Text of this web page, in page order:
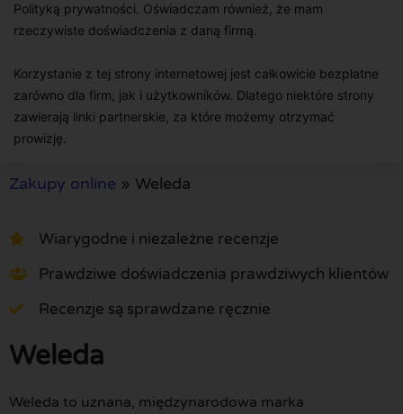
Polityką prywatności. Oświadczam również, że mam
rzeczywiste doświadczenia z daną firmą.
Korzystanie z tej strony internetowej jest całkowicie bezpłatne
zarówno dla firm, jak i użytkowników. Dlatego niektóre strony
zawierają linki partnerskie, za które możemy otrzymać
prowizję.
Zakupy online » Weleda
Wiarygodne i niezależne recenzje
Prawdziwe doświadczenia prawdziwych klientów
Recenzje są sprawdzane ręcznie
Weleda
Weleda to uznana, międzynarodowa marka